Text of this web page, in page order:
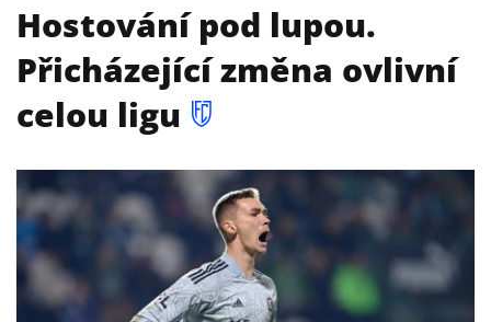
Hostování pod lupou.
Přicházející změna ovlivní
celou ligu